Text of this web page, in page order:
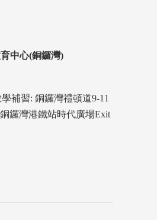
中心(銅鑼灣)
補習: 銅鑼灣禮頓道9-11
鑼灣港鐵站時代廣場Exit